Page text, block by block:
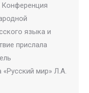
Конференция
языка и
прислала
мир» Л.А.